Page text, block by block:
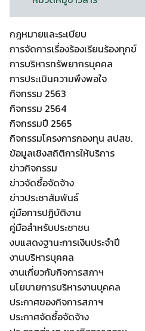
Search
for:
กฎหมายและระเบียบ
การจัดการเรื่องร้องเรียนร้องทุกข์
การบริหารทรัพยากรบุคคล
การประเมินความพึงพอใจ
กิจกรรม 2563
กิจกรรม 2564
กิจกรรมปี 2565
กิจกรรมโครงการกองทุน สปสช.
ข้อมูลเชิงสถิติการให้บริการ
ข่าวกิจกรรม
ข่าวจัดซื้อจัดจ้าง
ข่าวประชาสัมพันธ์
คู่มือการปฏิบัติงาน
คู่มือสำหรับประชาชน
งบแสดงฐานะการเงินประจำปี
งานบริหารบุคคล
งานเกี่ยวกับกิจการสภาฯ
นโยบายการบริหารงานบุคคล
ประกาศของกิจการสภาฯ
ประกาศจัดซื้อจัดจ้าง